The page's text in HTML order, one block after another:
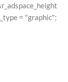
= "graphic";